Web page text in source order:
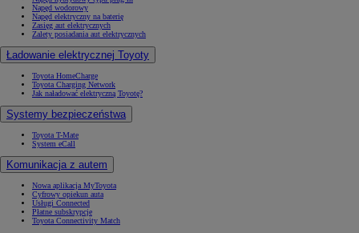
Napęd wodorowy
Napęd elektryczny na baterię
Zasięg aut elektrycznych
Zalety posiadania aut elektrycznych
Ładowanie elektrycznej Toyoty
Toyota HomeCharge
Toyota Charging Network
Jak naładować elektryczną Toyotę?
Systemy bezpieczeństwa
Toyota T-Mate
System eCall
Komunikacja z autem
Nowa aplikacja MyToyota
Cyfrowy opiekun auta
Usługi Connected
Płatne subskrypcje
Toyota Connectivity Match